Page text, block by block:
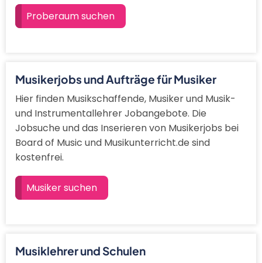
Proberaum suchen
Musikerjobs und Aufträge für Musiker
Hier finden Musikschaffende, Musiker und Musik-
und Instrumentallehrer Jobangebote. Die
Jobsuche und das Inserieren von Musikerjobs bei
Board of Music und Musikunterricht.de sind
kostenfrei.
Musiker suchen
Musiklehrer und Schulen